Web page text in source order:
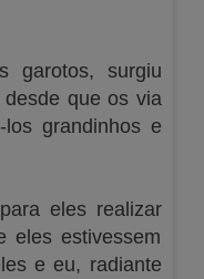
garotos, surgiu
que os via
grandinhos e
eles realizar
eles estivessem
e eu, radiante